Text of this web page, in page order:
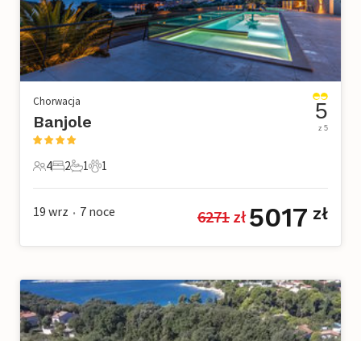
Chorwacja
Banjole
4 Goście
4
2 Sypialnie
2
1 Łazienka
1
1 Zwierzę domowe
1
5
z 5
19 wrz • 7 noce 6271 zł 5017 zł